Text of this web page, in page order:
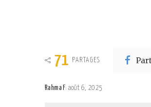
71 PARTAGES
Rahma F août 6, 2025